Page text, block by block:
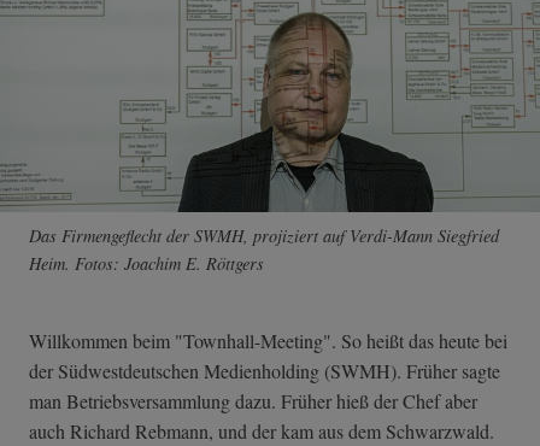
Das Firmengeflecht der SWMH, projiziert auf Verdi-Mann Siegfried
Heim. Fotos: Joachim E. Röttgers
Willkommen beim "Townhall-Meeting". So heißt das heute bei
der Südwestdeutschen Medienholding (SWMH). Früher sagte
man Betriebsversammlung dazu. Früher hieß der Chef aber
auch Richard Rebmann, und der kam aus dem Schwarzwald.